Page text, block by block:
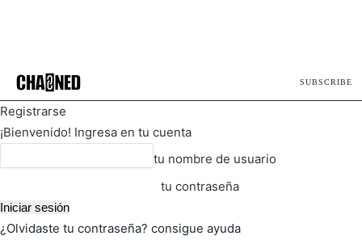
SUBSCRIBE
Registrarse
¡Bienvenido! Ingresa en tu cuenta
tu nombre de usuario
tu contraseña
¿Olvidaste tu contraseña? consigue ayuda